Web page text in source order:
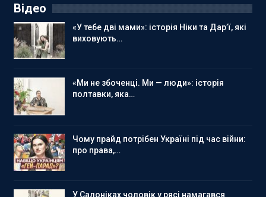
Відео
«У тебе дві мами»: історія Ніки та Дар’ї, які
виховують…
«Ми не збоченці. Ми — люди»: історія
полтавки, яка…
Чому прайд потрібен Україні під час війни:
про права,…
У Салоніках чоловік у рясі намагався